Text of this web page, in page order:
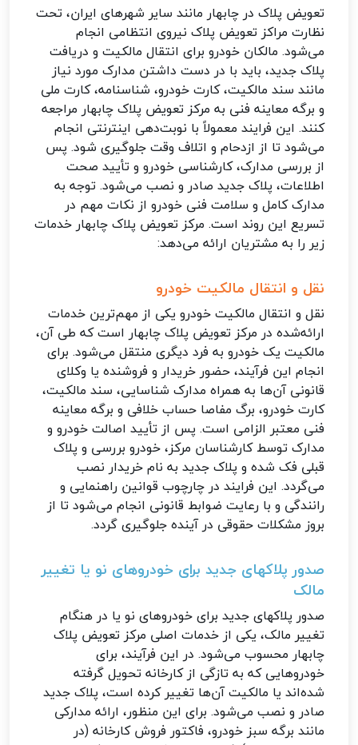
تعویض پلاک در چابهار مانند سایر شهرهای ایران، تحت
نظارت مراکز تعویض پلاک نیروی انتظامی انجام
می‌شود. مالکان خودرو برای انتقال مالکیت و دریافت
پلاک جدید، باید با در دست داشتن مدارک مورد نیاز
مانند سند مالکیت، کارت خودرو، شناسنامه، کارت ملی
و برگه معاینه فنی به مرکز تعویض پلاک چابهار مراجعه
کنند. این فرایند معمولاً با نوبت‌دهی اینترنتی انجام
می‌شود تا از ازدحام و اتلاف وقت جلوگیری شود. پس
از بررسی مدارک، کارشناسی خودرو و تأیید صحت
اطلاعات، پلاک جدید صادر و نصب می‌شود. توجه به
مدارک کامل و سلامت فنی خودرو از نکات مهم در
تسریع این روند است. مرکز تعویض پلاک چابهار خدمات
زیر را به مشتریان ارائه می‌دهد:
نقل و انتقال مالکیت خودرو
نقل و انتقال مالکیت خودرو یکی از مهم‌ترین خدمات
ارائه‌شده در مرکز تعویض پلاک چابهار است که طی آن،
مالکیت یک خودرو به فرد دیگری منتقل می‌شود. برای
انجام این فرآیند، حضور خریدار و فروشنده یا وکلای
قانونی آن‌ها به همراه مدارک شناسایی، سند مالکیت،
کارت خودرو، برگ مفاصا حساب خلافی و برگه معاینه
فنی معتبر الزامی است. پس از تأیید اصالت خودرو و
مدارک توسط کارشناسان مرکز، خودرو بررسی و پلاک
قبلی فک شده و پلاک جدید به نام خریدار نصب
می‌گردد. این فرایند در چارچوب قوانین راهنمایی و
رانندگی و با رعایت ضوابط قانونی انجام می‌شود تا از
بروز مشکلات حقوقی در آینده جلوگیری گردد.
صدور پلاکهای جدید برای خودروهای نو یا تغییر
مالک
صدور پلاکهای جدید برای خودروهای نو یا در هنگام
تغییر مالک، یکی از خدمات اصلی مرکز تعویض پلاک
چابهار محسوب می‌شود. در این فرآیند، برای
خودروهایی که به تازگی از کارخانه تحویل گرفته
شده‌اند یا مالکیت آن‌ها تغییر کرده است، پلاک جدید
صادر و نصب می‌شود. برای این منظور، ارائه مدارکی
مانند برگه سبز خودرو، فاکتور فروش کارخانه (در